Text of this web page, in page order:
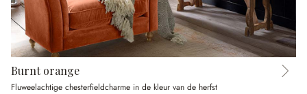
Burnt orange
Fluweelachtige chesterfieldcharme in de kleur van de herfst